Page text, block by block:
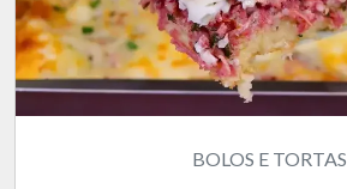
BOLOS E TORTAS